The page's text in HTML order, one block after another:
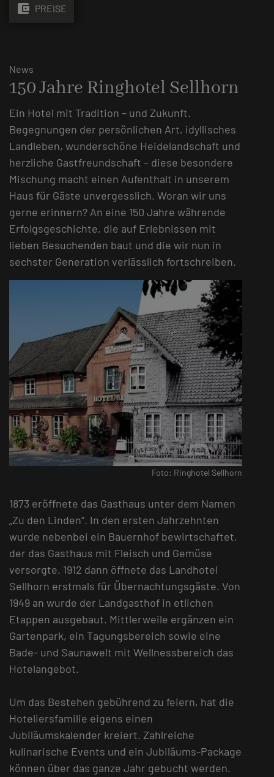
account_balance_wallet PREISE
News
150 Jahre Ringhotel Sellhorn
Ein Hotel mit Tradition – und Zukunft.
Begegnungen der persönlichen Art, idyllisches
Landleben, wunderschöne Heidelandschaft und
herzliche Gastfreundschaft – diese besondere
Mischung macht einen Aufenthalt in unserem
Haus für Gäste unvergesslich. Woran wir uns
gerne erinnern? An eine 150 Jahre währende
Erfolgsgeschichte, die auf Erlebnissen mit
lieben Besuchenden baut und die wir nun in
sechster Generation verlässlich fortschreiben.
Foto: Ringhotel Sellhorn
1873 eröffnete das Gasthaus unter dem Namen
„Zu den Linden“. In den ersten Jahrzehnten
wurde nebenbei ein Bauernhof bewirtschaftet,
der das Gasthaus mit Fleisch und Gemüse
versorgte. 1912 dann öffnete das Landhotel
Sellhorn erstmals für Übernachtungsgäste. Von
1949 an wurde der Landgasthof in etlichen
Etappen ausgebaut. Mittlerweile ergänzen ein
Gartenpark, ein Tagungsbereich sowie eine
Bade- und Saunawelt mit Wellnessbereich das
Hotelangebot.
Um das Bestehen gebührend zu feiern, hat die
Hoteliersfamilie eigens einen
Jubiläumskalender kreiert. Zahlreiche
kulinarische Events und ein Jubiläums-Package
können über das ganze Jahr gebucht werden.